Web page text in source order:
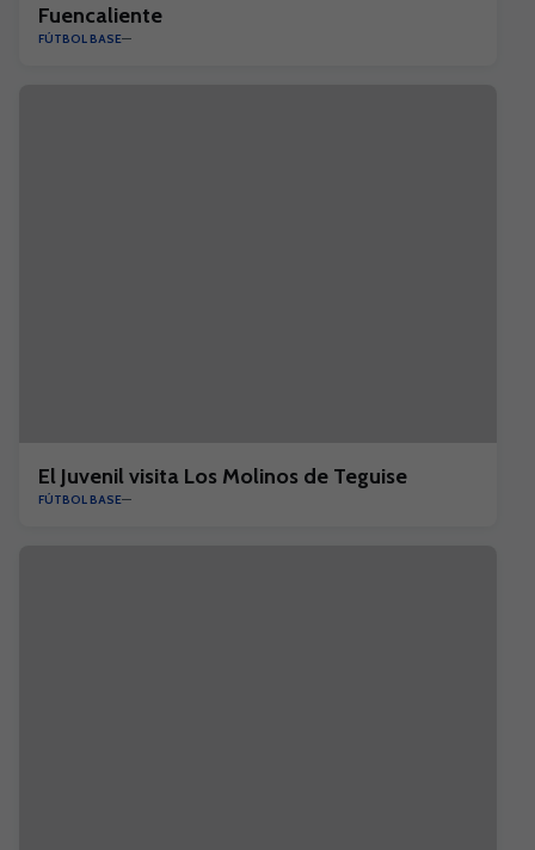
Fuencaliente
FÚTBOL BASE
El Juvenil visita Los Molinos de Teguise
FÚTBOL BASE